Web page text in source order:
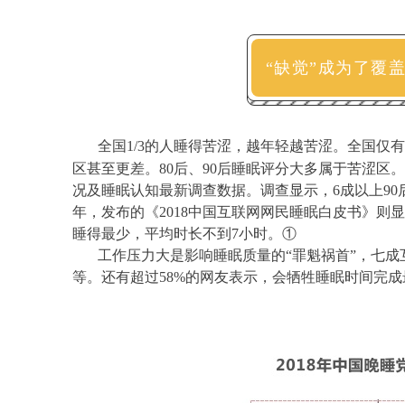
“缺觉”成为了覆
全国1/3的人睡得苦涩，越年轻越苦涩。全国仅
区甚至更差。80后、90后睡眠评分大多属于苦涩区
况及睡眠认知最新调查数据。调查显示，6成以上
年，发布的《2018中国互联网网民睡眠白皮书》则
睡得最少，平均时长不到7小时。①
工作压力大是影响睡眠质量的“罪魁祸首”，七成
等。还有超过58%的网友表示，会牺牲睡眠时间完